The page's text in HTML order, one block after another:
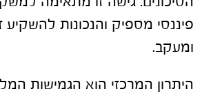
פיננסי מספיק והנכונות להשקיע
ומעקב.
היתרון המרכזי הוא הגמישות